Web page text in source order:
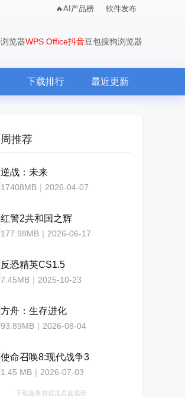
AI产品榜 软件发布
览器WPS Office抖音豆包搜狗浏览器
下载排行 最近更新
推荐
逆战：未来
17408MB｜2026-04-07
红警2共和国之辉
177.98MB｜2026-06-17
反恐精英CS1.5
7.45MB｜2025-10-23
方舟：生存进化
93.89MB｜2026-08-04
使命召唤8:现代战争3
1.45 MB｜2026-07-03
下载服务协议见页面底部